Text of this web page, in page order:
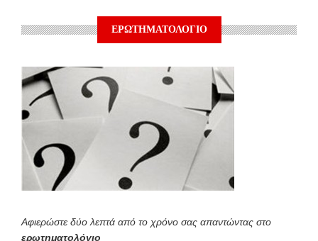
ΕΡΩΤΗΜΑΤΟΛΟΓΙΟ
Αφιερώστε δύο λεπτά από το χρόνο σας απαντώντας στο
ερωτηματολόγιο